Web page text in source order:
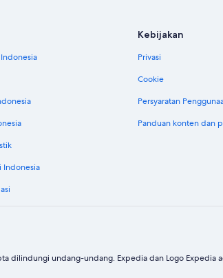
Indonesia
Kebijakan
Privasi
Cookie
Persyaratan
Panduan konten dan
dilindungi undang-undang. Expedia dan Logo Expedia